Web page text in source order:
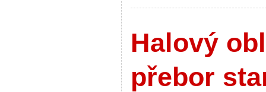
Halový
přebor